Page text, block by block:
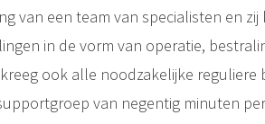
van een team van specialisten en
in de vorm van operatie,
ook alle noodzakelijke reguliere
van negentig minuten